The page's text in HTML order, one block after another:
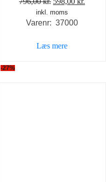
oprindelige
pris
796,00 kr..
inkl. moms
Varenr: 37000
Læs mere
-27%